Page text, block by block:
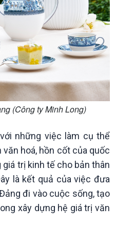
bền
(Công ty Minh Long)
những việc làm cụ thể
hoá, hồn cốt của quốc
trị kinh tế cho bản thân
là kết quả của việc đưa
đi vào cuộc sống, tạo
xây dựng hệ giá trị văn